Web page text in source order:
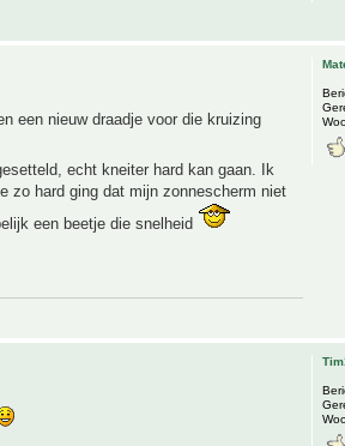
een nieuw draadje voor die kruizing
echt kneiter hard kan gaan. Ik
zo hard ging dat mijn zonnescherm niet
een beetje die snelheid